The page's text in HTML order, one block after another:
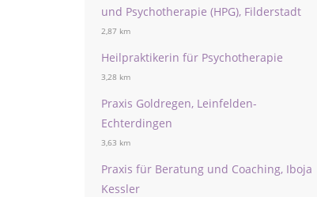
und Psychotherapie (HPG), Filderstadt
2,87 km
Heilpraktikerin für Psychotherapie
3,28 km
Praxis Goldregen, Leinfelden-
Echterdingen
3,63 km
Praxis für Beratung und Coaching, Iboja
Kessler